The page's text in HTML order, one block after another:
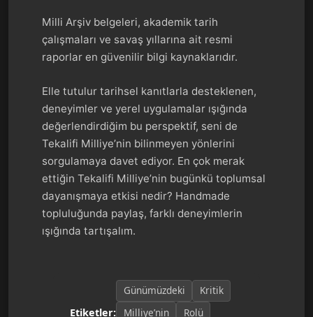
Milli Arşiv belgeleri, akademik tarih
çalışmaları ve savaş yıllarına ait resmi
raporlar en güvenilir bilgi kaynaklarıdır.
Elle tutulur tarihsel kanıtlarla desteklenen,
deneyimler ve yerel uygulamalar ışığında
değerlendirdiğim bu perspektif, seni de
Tekalifi Milliye’nin bilinmeyen yönlerini
sorgulamaya davet ediyor. En çok merak
ettiğin Tekalifi Milliye’nin bugünkü toplumsal
dayanışmaya etkisi nedir? Handmade
topluluğunda paylaş, farklı deneyimlerin
ışığında tartışalım.
Etiketler:
Günümüzdeki
Kritik
Milliye’nin
Rolü